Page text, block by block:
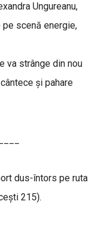
Ungureanu,
pe scenă energie,
va strânge din nou
și pahare
dus-întors pe ruta
215).